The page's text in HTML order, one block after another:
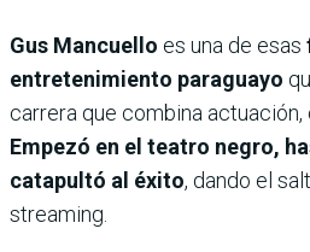
Gus Mancuello es una de esas
entretenimiento paraguayo
carrera que combina
Empezó en el teatro negro,
catapultó al éxito, dando el
streaming.